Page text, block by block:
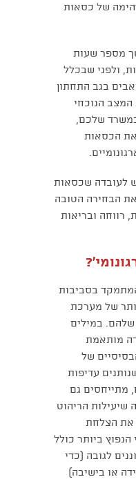
של כסאות
מספר שעות
ולפני שבכלל
בגב התחתון
הנוכחי
שלכם,
את הכסאות
לעובדה שכסאות
הבחירה הטובה
רווחה ובריאות
בסביבות
של מערכת
שלהם. במילים
מותאמת
של
עדיפות
מתייחסים גם
הריהוט
את הצלחת
ביותר כולל
לגובה (כדי
או בישיבה)